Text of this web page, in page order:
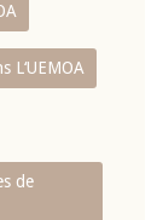
L‘UEMOA
de